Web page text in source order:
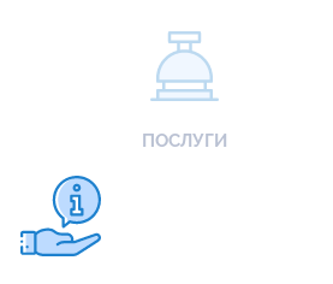
ПОСЛУГИ